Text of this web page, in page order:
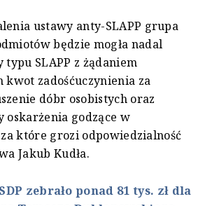
ustawy anty-SLAPP grupa
będzie mogła nadal
typu SLAPP z żądaniem
kwot zadośćuczynienia za
dóbr osobistych oraz
godzące w
które grozi odpowiedzialność
Jakub Kudła.
zebrało ponad 81 tys. zł dla